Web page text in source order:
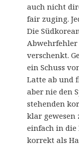
auch nicht
fair zuging.
Die
Abwehrfehler
verschenkt.
ein Schuss
Latte ab und
aber nie den
stehenden
klar gewesen
einfach in
korrekt als